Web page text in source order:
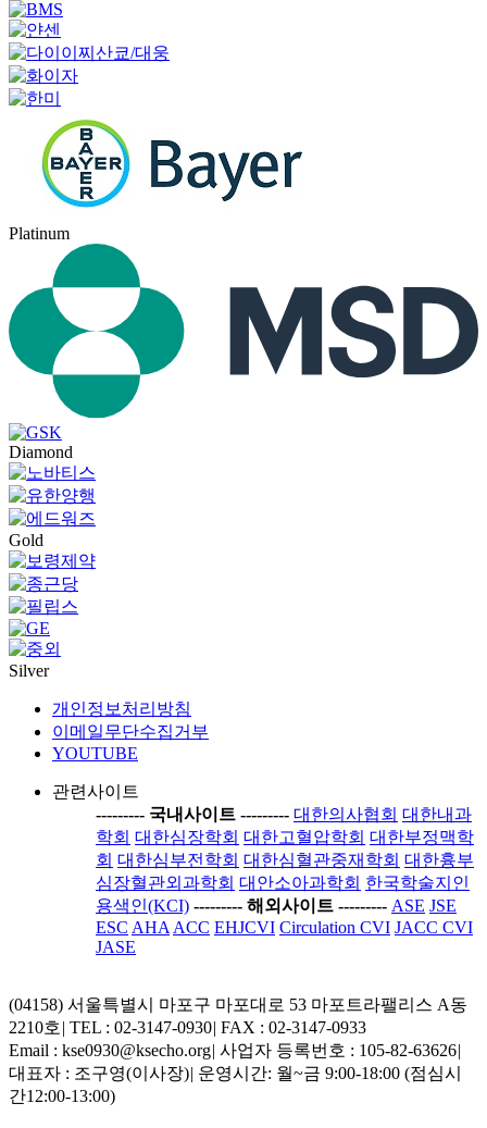
Platinum
Diamond
Gold
Silver
개인정보처리방침
이메일무단수집거부
YOUTUBE
관련사이트
--------- 국내사이트 --------- 대한의사협회 대한내과
학회 대한심장학회 대한고혈압학회 대한부정맥학
회 대한심부전학회 대한심혈관중재학회 대한흉부
심장혈관외과학회 대안소아과학회 한국학술지인
용색인(KCI) --------- 해외사이트 --------- ASE JSE
ESC AHA ACC EHJCVI Circulation CVI JACC CVI
JASE
(04158) 서울특별시 마포구 마포대로 53 마포트라팰리스 A동
2210호 | TEL : 02-3147-0930| FAX : 02-3147-0933
Email : kse0930@ksecho.org| 사업자 등록번호 : 105-82-63626|
대표자 : 조구영(이사장)| 운영시간: 월~금 9:00-18:00 (점심시
간12:00-13:00)